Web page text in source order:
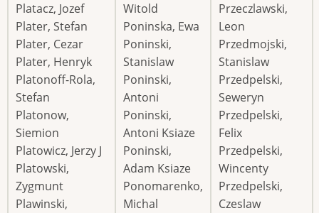
Platacz, Jozef
Plater, Stefan
Plater, Cezar
Plater, Henryk
Platonoff-Rola,
Stefan
Platonow,
Siemion
Platowicz, Jerzy J
Platowski,
Zygmunt
Plawinski,
Witold
Poninska, Ewa
Poninski,
Stanislaw
Poninski,
Antoni
Poninski,
Antoni Ksiaze
Poninski,
Adam Ksiaze
Ponomarenko,
Michal
Przeczlawski,
Leon
Przedmojski,
Stanislaw
Przedpelski,
Seweryn
Przedpelski,
Felix
Przedpelski,
Wincenty
Przedpelski,
Czeslaw